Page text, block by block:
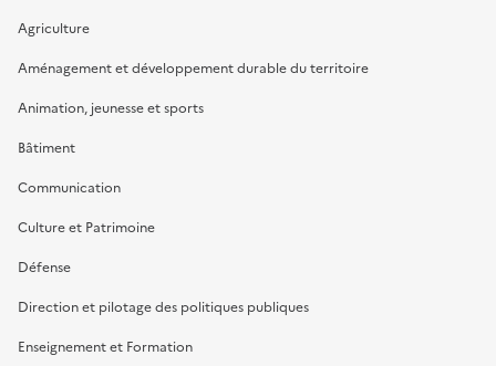
Agriculture
Aménagement et développement durable du territoire
Animation, jeunesse et sports
Bâtiment
Communication
Culture et Patrimoine
Défense
Direction et pilotage des politiques publiques
Enseignement et Formation